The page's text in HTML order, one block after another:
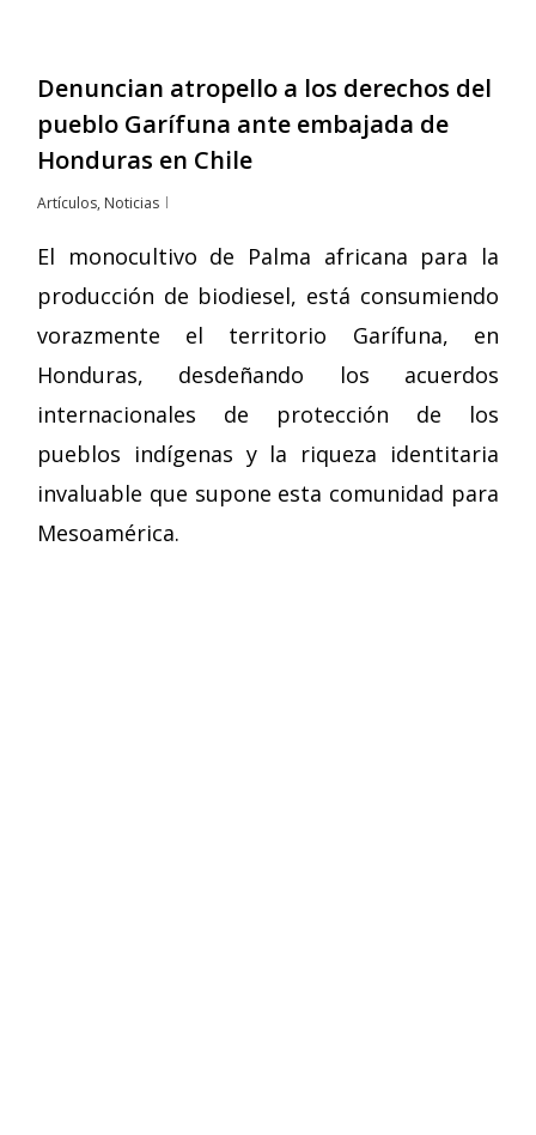
Denuncian atropello a los derechos del
pueblo Garífuna ante embajada de
Honduras en Chile
Artículos, Noticias
El monocultivo de Palma africana para la
producción de biodiesel, está consumiendo
vorazmente el territorio Garífuna, en
Honduras, desdeñando los acuerdos
internacionales de protección de los
pueblos indígenas y la riqueza identitaria
invaluable que supone esta comunidad para
Mesoamérica.